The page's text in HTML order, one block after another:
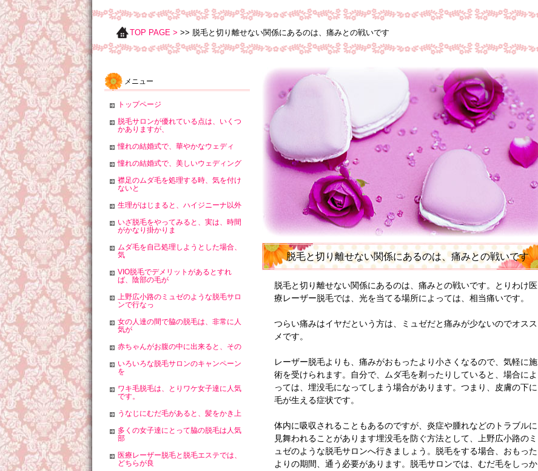
TOP PAGE > >> 脱毛と切り離せない関係にあるのは、痛みとの戦いです
脱毛と切り離せない関係にあるのは、痛みとの戦いです
脱毛と切り離せない関係にあるのは、痛みとの戦いです。とりわけ医
療レーザー脱毛では、光を当てる場所によっては、相当痛いです。
つらい痛みはイヤだという方は、ミュゼだと痛みが少ないのでオスス
メです。
レーザー脱毛よりも、痛みがおもったより小さくなるので、気軽に施
術を受けられます。自分で、ムダ毛を剃ったりしていると、場合によ
っては、埋没毛になってしまう場合があります。つまり、皮膚の下に
毛が生える症状です。
体内に吸収されることもあるのですが、炎症や腫れなどのトラブルに
見舞われることがあります埋没毛を防ぐ方法として、上野広小路のミ
ュゼのような脱毛サロンへ行きましょう。脱毛をする場合、おもった
よりの期間、通う必要があります。脱毛サロンでは、むだ毛をしっか
メニュー
トップページ
脱毛サロンが優れている点は、いくつ
かありますが、
憧れの結婚式で、華やかなウェディ
憧れの結婚式で、美しいウェディング
襟足のムダ毛を処理する時、気を付け
ないと
生理がはじまると、ハイジニーナ以外
いざ脱毛をやってみると、実は、時間
がかなり掛かりま
ムダ毛を自己処理しようとした場合、
気
VIO脱毛でデメリットがあるとすれ
ば、陰部の毛が
上野広小路のミュゼのような脱毛サロ
ンで行なっ
女の人達の間で脇の脱毛は、非常に人
気が
赤ちゃんがお腹の中に出来ると、その
いろいろな脱毛サロンのキャンペーン
を
ワキ毛脱毛は、とりワケ女子達に人気
です。
うなじにむだ毛があると、髪をかき上
多くの女子達にとって脇の脱毛は人気
部
医療レーザー脱毛と脱毛エステでは、
どちらが良